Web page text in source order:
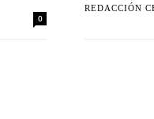
0
REDACCIÓN